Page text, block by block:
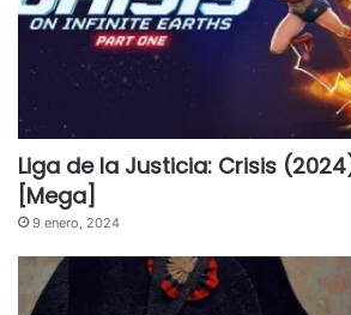
Liga de la Justicia: Crisis
[Mega]
9 enero, 2024